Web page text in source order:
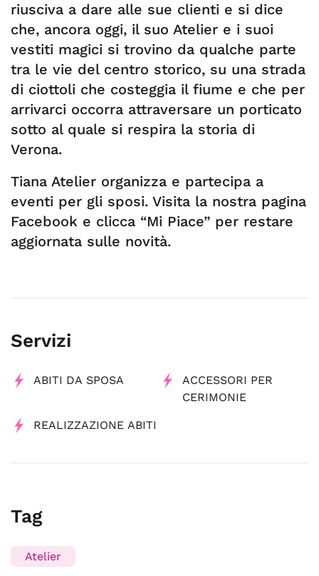
riusciva a dare alle sue clienti e si dice
che, ancora oggi, il suo Atelier e i suoi
vestiti magici si trovino da qualche parte
tra le vie del centro storico, su una strada
di ciottoli che costeggia il fiume e che per
arrivarci occorra attraversare un porticato
sotto al quale si respira la storia di
Verona.
Tiana Atelier organizza e partecipa a
eventi per gli sposi. Visita la nostra pagina
Facebook e clicca “Mi Piace” per restare
aggiornata sulle novità.
Servizi
ABITI DA SPOSA
ACCESSORI PER
CERIMONIE
REALIZZAZIONE ABITI
Tag
Atelier